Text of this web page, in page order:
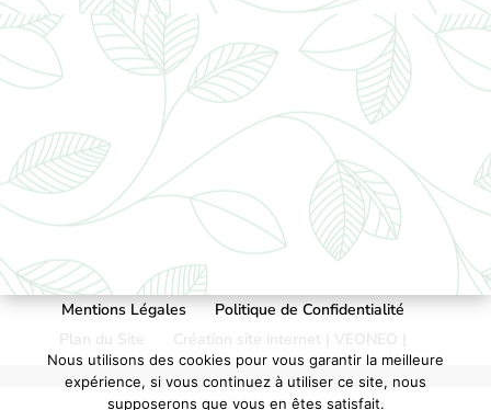
Mentions Légales
Politique de Confidentialité
Nous utilisons des cookies pour vous garantir la meilleure
expérience, si vous continuez à utiliser ce site, nous
supposerons que vous en êtes satisfait.